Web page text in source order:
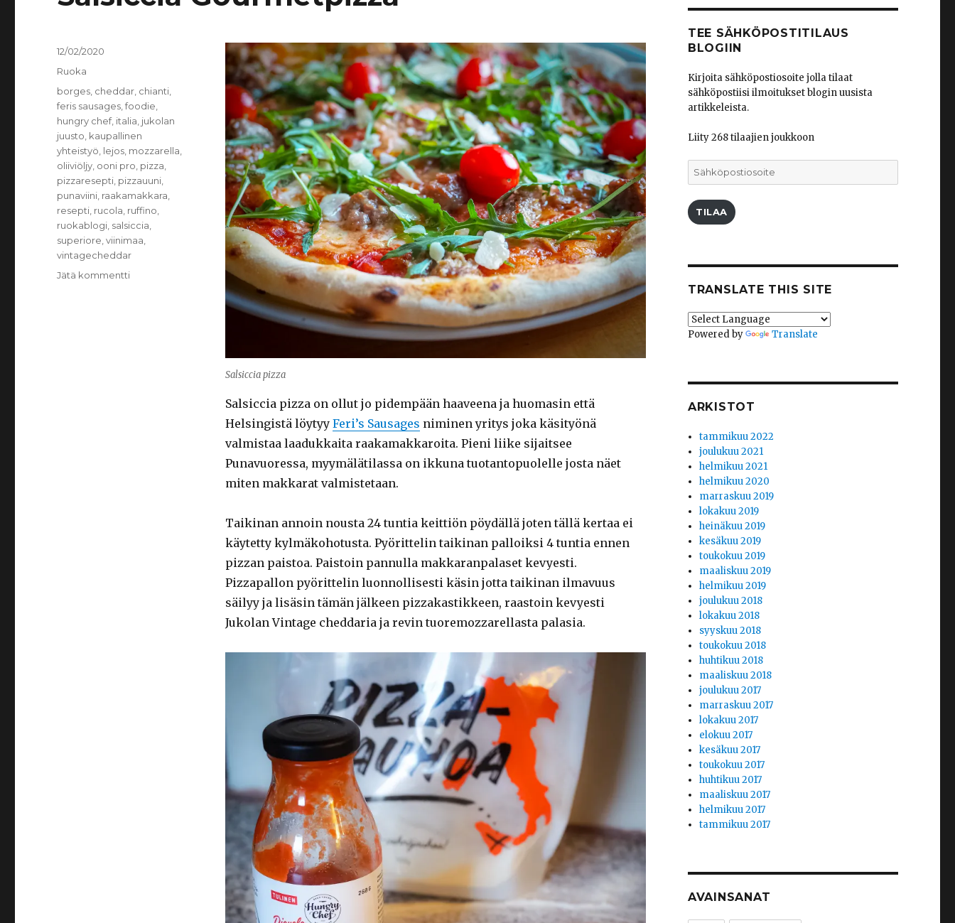
Salsiccia pizza
Salsiccia pizza on ollut jo pidempään haaveena ja huomasin että
Helsingistä löytyy Feri’s Sausages niminen yritys joka käsityönä
valmistaa laadukkaita raakamakkaroita. Pieni liike sijaitsee
Punavuoressa, myymälätilassa on ikkuna tuotantopuolelle josta näet
miten makkarat valmistetaan.
Taikinan annoin nousta 24 tuntia keittiön pöydällä joten tällä kertaa ei
käytetty kylmäkohotusta. Pyörittelin taikinan palloiksi 4 tuntia ennen
pizzan paistoa. Paistoin pannulla makkaranpalaset kevyesti.
Pizzapallon pyörittelin luonnollisesti käsin jotta taikinan ilmavuus
säilyy ja lisäsin tämän jälkeen pizzakastikkeen, raastoin kevyesti
Jukolan Vintage cheddaria ja revin tuoremozzarellasta palasia.
Julkaistu
12/02/2020
Kategoriat
Ruoka
Avainsanat
borges cheddar chianti
feris sausages ,foodie
hungry chef, italia jukolan
juusto kaupallinen
yhteistyö lejos mozzarella
oliiviöljy ooni pro pizza
pizzaresepti pizzauuni
punaviini raakamakkara
resepti rucola ruffino
ruokablogi salsiccia
superiore ,viinimaa
vintagecheddar
Jätä kommenttiartikkeliin
TEE SÄHKÖPOSTITILAUS
BLOGIIN
Kirjoita sähköpostiosoite jolla tilaat
sähköpostiisi ilmoitukset blogin uusista
artikkeleista.
Liity 268 tilaajien joukkoon
Sähköpostiosoite
TILAA
TRANSLATE THIS SITE
Powered by Translate
ARKISTOT
tammikuu 2022
joulukuu 2021
helmikuu 2021
helmikuu 2020
marraskuu 2019
lokakuu 2019
heinäkuu 2019
kesäkuu 2019
toukokuu 2019
maaliskuu 2019
helmikuu 2019
joulukuu 2018
lokakuu 2018
syyskuu 2018
toukokuu 2018
huhtikuu 2018
maaliskuu 2018
joulukuu 2017
marraskuu 2017
lokakuu 2017
elokuu 2017
kesäkuu 2017
toukokuu 2017
huhtikuu 2017
maaliskuu 2017
helmikuu 2017
tammikuu 2017
AVAINSANAT